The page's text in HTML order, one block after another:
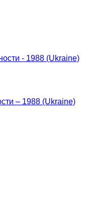
– 1988 (Ukraine)